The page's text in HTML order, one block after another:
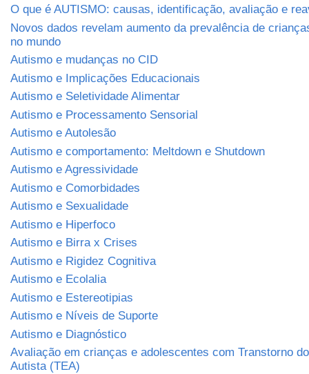
O que é AUTISMO: causas, identificação, avaliação e
Novos dados revelam aumento da prevalência de
no mundo
Autismo e mudanças no CID
Autismo e Implicações Educacionais
Autismo e Seletividade Alimentar
Autismo e Processamento Sensorial
Autismo e Autolesão
Autismo e comportamento: Meltdown e Shutdown
Autismo e Agressividade
Autismo e Comorbidades
Autismo e Sexualidade
Autismo e Hiperfoco
Autismo e Birra x Crises
Autismo e Rigidez Cognitiva
Autismo e Ecolalia
Autismo e Estereotipias
Autismo e Níveis de Suporte
Autismo e Diagnóstico
Avaliação em crianças e adolescentes com Transtorno
Autista (TEA)